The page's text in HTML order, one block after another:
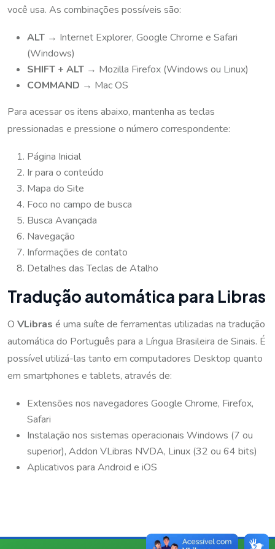
você usa. As combinações possíveis são:
ALT → Internet Explorer, Google Chrome e Safari
(Windows)
SHIFT + ALT → Mozilla Firefox (Windows ou Linux)
COMMAND → Mac OS
Para acessar os itens abaixo, mantenha as teclas
pressionadas e pressione o número correspondente:
Página Inicial
Ir para o conteúdo
Mapa do Site
Foco no campo de busca
Busca Avançada
Navegação
Informações de contato
Detalhes das Teclas de Atalho
Tradução automática para Libras
O VLibras é uma suíte de ferramentas utilizadas na tradução
automática do Português para a Língua Brasileira de Sinais. É
possível utilizá-las tanto em computadores Desktop quanto
em smartphones e tablets, através de:
Extensões nos navegadores Google Chrome, Firefox,
Safari
Instalação nos sistemas operacionais Windows (7 ou
superior), Addon VLibras NVDA, Linux (32 ou 64 bits)
Aplicativos para Android e iOS